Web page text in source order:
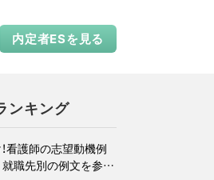
内定者ESを見る
ンキング
看護師の志望動機例
職先別の例文を参考